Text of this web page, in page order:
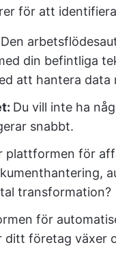
för att
Den
din befintliga
att hantera data
Du vill inte ha
snabbt.
plattformen för
transformation?
för
ditt företag växer